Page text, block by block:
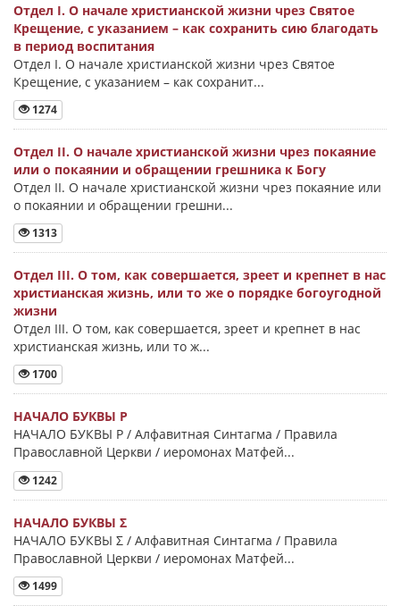
Отдел I. О начале христианской жизни чрез Святое
Крещение, с указанием – как сохранить сию благодать
в период воспитания
Отдел I. О начале христианской жизни чрез Святое
Крещение, с указанием – как сохранит...
1274
Отдел II. О начале христианской жизни чрез покаяние
или о покаянии и обращении грешника к Богу
Отдел II. О начале христианской жизни чрез покаяние или
о покаянии и обращении грешни...
1313
Отдел III. О том, как совершается, зреет и крепнет в нас
христианская жизнь, или то же о порядке богоугодной
жизни
Отдел III. О том, как совершается, зреет и крепнет в нас
христианская жизнь, или то ж...
1700
НАЧАЛО БУКВЫ Ρ
НАЧАЛО БУКВЫ Ρ / Алфавитная Синтагма / Правила
Православной Церкви / иеромонах Матфей...
1242
НАЧАЛО БУКВЫ Σ
НАЧАЛО БУКВЫ Σ / Алфавитная Синтагма / Правила
Православной Церкви / иеромонах Матфей...
1499